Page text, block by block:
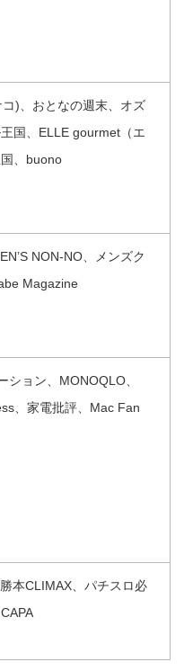
)、おとなの週末、オズ
国、ELLE gourmet（エ
、buono
NON-NO、メンズク
Magazine
ション、MONOQLO、
、家電批評、Mac Fan
本CLIMAX、パチスロ必